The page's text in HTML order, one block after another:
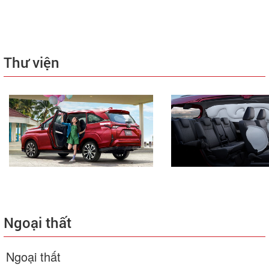
Thư viện
Ngoại thất
Ngoại thất